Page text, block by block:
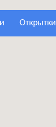
открытки